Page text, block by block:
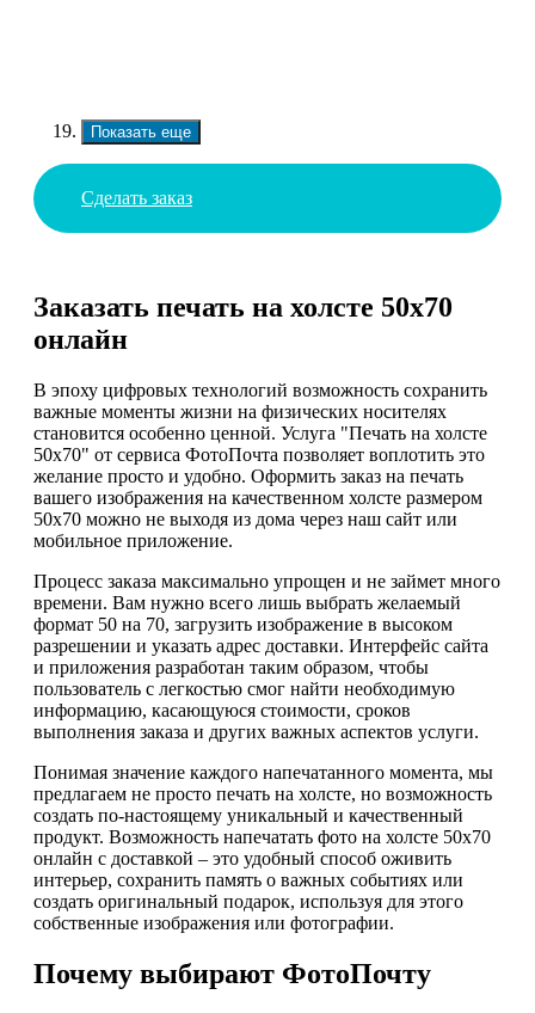
Показать еще
Сделать заказ
Заказать печать на холсте 50х70
онлайн
В эпоху цифровых технологий возможность сохранить
важные моменты жизни на физических носителях
становится особенно ценной. Услуга "Печать на холсте
50х70" от сервиса ФотоПочта позволяет воплотить это
желание просто и удобно. Оформить заказ на печать
вашего изображения на качественном холсте размером
50х70 можно не выходя из дома через наш сайт или
мобильное приложение.
Процесс заказа максимально упрощен и не займет много
времени. Вам нужно всего лишь выбрать желаемый
формат 50 на 70, загрузить изображение в высоком
разрешении и указать адрес доставки. Интерфейс сайта
и приложения разработан таким образом, чтобы
пользователь с легкостью смог найти необходимую
информацию, касающуюся стоимости, сроков
выполнения заказа и других важных аспектов услуги.
Понимая значение каждого напечатанного момента, мы
предлагаем не просто печать на холсте, но возможность
создать по-настоящему уникальный и качественный
продукт. Возможность напечатать фото на холсте 50х70
онлайн с доставкой – это удобный способ оживить
интерьер, сохранить память о важных событиях или
создать оригинальный подарок, используя для этого
собственные изображения или фотографии.
Почему выбирают ФотоПочту